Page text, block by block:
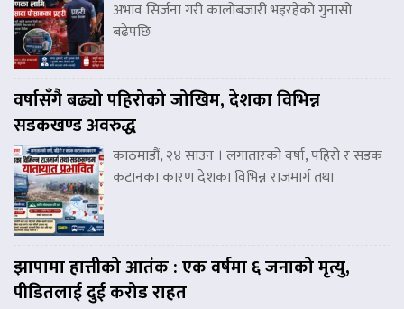
अभाव सिर्जना गरी कालोबजारी भइरहेको गुनासो
बढेपछि
वर्षासँगै बढ्यो पहिरोको जोखिम, देशका विभिन्न
सडकखण्ड अवरुद्ध
काठमाडौं, २४ साउन । लगातारको वर्षा, पहिरो र सडक
कटानका कारण देशका विभिन्न राजमार्ग तथा
झापामा हात्तीको आतंक : एक वर्षमा ६ जनाको मृत्यु,
पीडितलाई दुई करोड राहत